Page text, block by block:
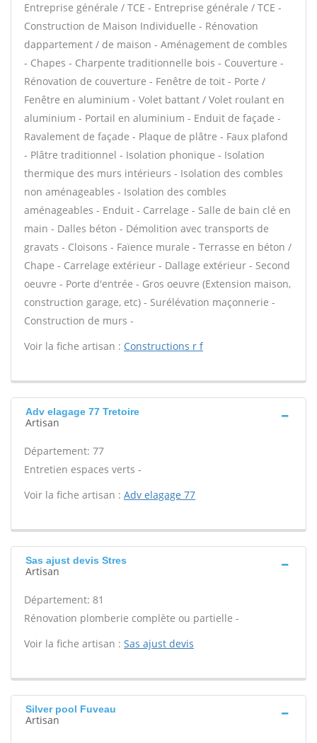
Entreprise générale / TCE - Entreprise générale / TCE -
Construction de Maison Individuelle - Rénovation
dappartement / de maison - Aménagement de combles
- Chapes - Charpente traditionnelle bois - Couverture -
Rénovation de couverture - Fenêtre de toit - Porte /
Fenêtre en aluminium - Volet battant / Volet roulant en
aluminium - Portail en aluminium - Enduit de façade -
Ravalement de façade - Plaque de plâtre - Faux plafond
- Plâtre traditionnel - Isolation phonique - Isolation
thermique des murs intérieurs - Isolation des combles
non aménageables - Isolation des combles
aménageables - Enduit - Carrelage - Salle de bain clé en
main - Dalles béton - Démolition avec transports de
gravats - Cloisons - Faïence murale - Terrasse en béton /
Chape - Carrelage extérieur - Dallage extérieur - Second
oeuvre - Porte d'entrée - Gros oeuvre (Extension maison,
construction garage, etc) - Surélévation maçonnerie -
Construction de murs -
Voir la fiche artisan : Constructions r f
Adv elagage 77 Tretoire
Artisan
Département: 77
Entretien espaces verts -
Voir la fiche artisan : Adv elagage 77
Sas ajust devis Stres
Artisan
Département: 81
Rénovation plomberie complète ou partielle -
Voir la fiche artisan : Sas ajust devis
Silver pool Fuveau
Artisan